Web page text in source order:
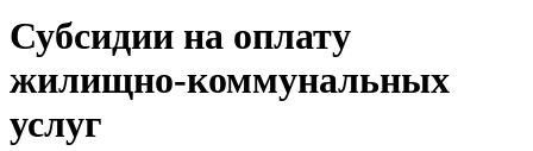
Субсидии на оплату
жилищно-коммунальных
услуг